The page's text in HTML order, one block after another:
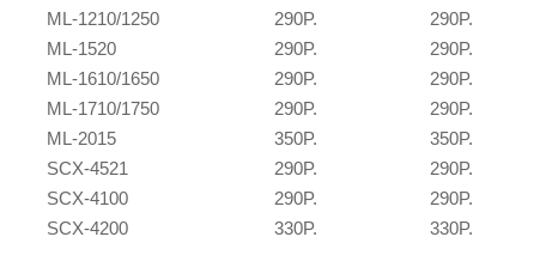
ML-1210/1250 290P. 290P.
ML-1520 290P. 290P.
ML-1610/1650 290P. 290P.
ML-1710/1750 290P. 290P.
ML-2015 350P. 350P.
SCX-4521 290P. 290P.
SCX-4100 290P. 290P.
SCX-4200 330P. 330P.